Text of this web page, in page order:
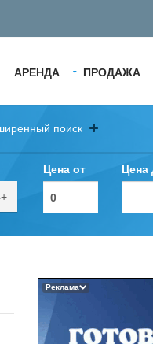
АРЕНДА ПРОДАЖА
поиск
Цена от Цена
Реклама